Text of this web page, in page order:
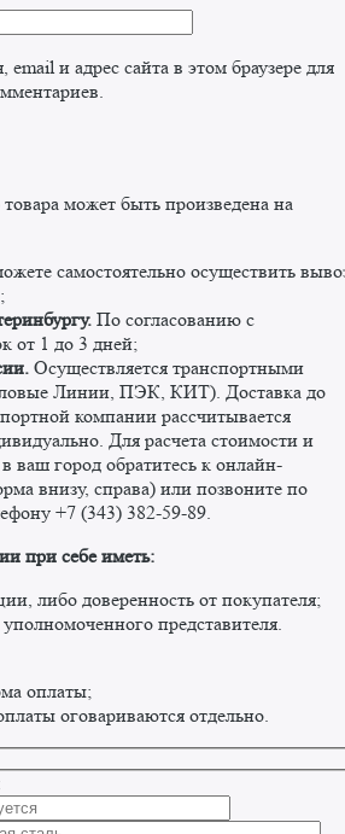
и адрес сайта в этом браузере для
может быть произведена на
самостоятельно осуществить
По согласованию с
от 1 до 3 дней;
Осуществляется транспортными
Линии, ПЭК, КИТ). Доставка до
компании рассчитывается
Для расчета стоимости и
ваш город обратитесь к онлайн-
внизу, справа) или позвоните по
+7 (343) 382-59-89.
при себе иметь:
либо доверенность от покупателя;
представителя.
оплаты;
оговариваются отдельно.